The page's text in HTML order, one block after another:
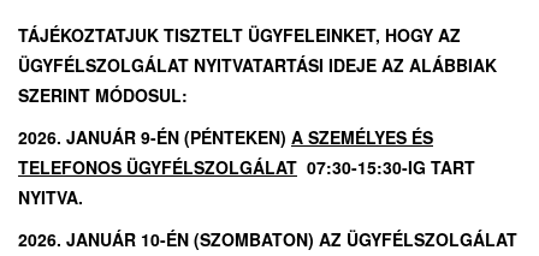
TÁJÉKOZTATJUK TISZTELT ÜGYFELEINKET, HOGY AZ
ÜGYFÉLSZOLGÁLAT NYITVATARTÁSI IDEJE AZ ALÁBBIAK
SZERINT MÓDOSUL:
2026. JANUÁR 9-ÉN (PÉNTEKEN) A SZEMÉLYES ÉS
TELEFONOS ÜGYFÉLSZOLGÁLAT 07:30-15:30-IG TART
NYITVA.
2026. JANUÁR 10-ÉN (SZOMBATON) AZ ÜGYFÉLSZOLGÁLAT